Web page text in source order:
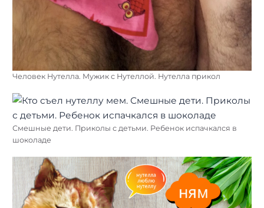
Человек Нутелла. Мужик с Нутеллой. Нутелла прикол
Смешные дети. Приколы с детьми. Ребенок испачкался в
шоколаде